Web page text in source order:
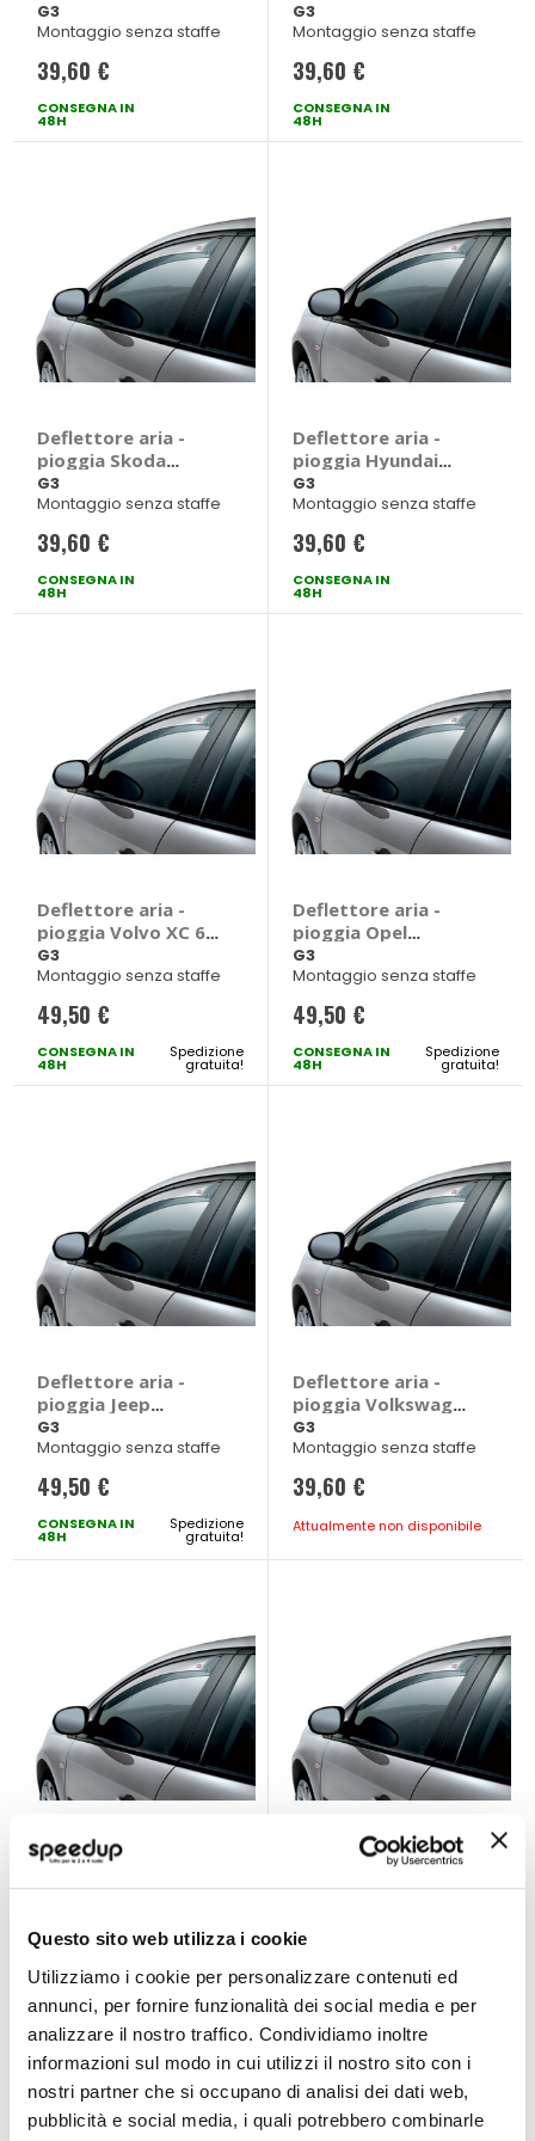
Questo sito web utilizza i cookie
Utilizziamo i cookie per personalizzare contenuti ed
annunci, per fornire funzionalità dei social media e per
analizzare il nostro traffico. Condividiamo inoltre
informazioni sul modo in cui utilizzi il nostro sito con i
nostri partner che si occupano di analisi dei dati web,
pubblicità e social media, i quali potrebbero combinarle
Duster 2018>2023 -
G3 Dacia Duster
2018 > 2023 5 porte
G3
Montaggio senza staffe
39,60 €
CONSEGNA IN
48H
2017> - G3 Seat
Arona 2017 > 5
porte
G3
Montaggio senza staffe
39,60 €
CONSEGNA IN
48H
Deflettore aria -
pioggia Skoda
Karoq 2017> - G3
Skoda Karoq 2017 >
5 porte
G3
Montaggio senza staffe
39,60 €
CONSEGNA IN
48H
Deflettore aria -
pioggia Hyundai
Kona 2017>2022 -
G3 Hyundai Kona
2017 > 2022 5 porte
G3
Montaggio senza staffe
39,60 €
CONSEGNA IN
48H
Deflettore aria -
pioggia Volvo XC 60
2017> - G3 Volvo XC
60 2017 > 5 porte
G3
Montaggio senza staffe
49,50 €
CONSEGNA IN
48H
Spedizione
gratuita!
Deflettore aria -
pioggia Opel
Grandland X 2017> -
G3 Opel Grandland
X 2017 > 5 porte
G3
Montaggio senza staffe
49,50 €
CONSEGNA IN
48H
Spedizione
gratuita!
Deflettore aria -
pioggia Jeep
Compass 2017> - G3
Jeep Compass 2017
> 5 porte
G3
Montaggio senza staffe
49,50 €
CONSEGNA IN
48H
Spedizione
gratuita!
Deflettore aria -
pioggia Volkswagen
Polo 2017> - G3
Volkswagen Polo
2017 > 5 porte
G3
Montaggio senza staffe
39,60 €
Attualmente non disponibile
Deflettore aria -
2017 > 5 porte
CONSEGNA IN
48H
Deflettore aria -
5 porte
CONSEGNA IN
48H